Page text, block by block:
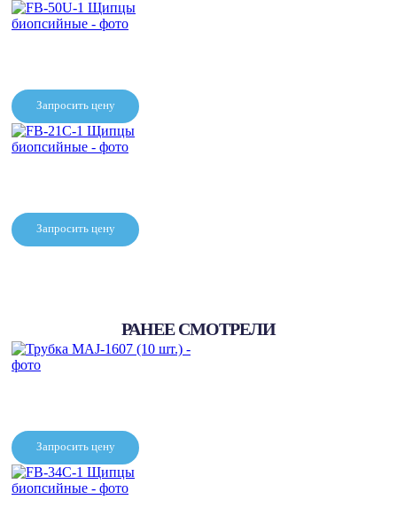
FB-241K Щипцы биопсийные
(20 шт./уп.)
FB-50U-1 Щипцы
Запросить цену
Запросить цену
РАНЕЕ СМОТРЕЛИ
Трубка MAJ-1607 (10 шт.)
Запросить цену